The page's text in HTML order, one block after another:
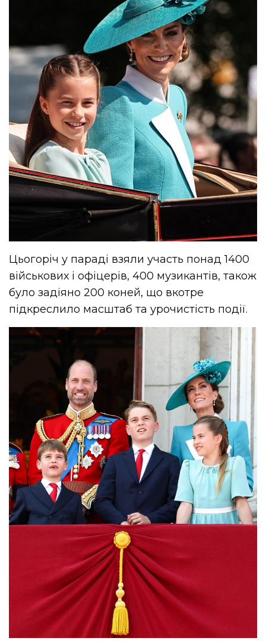
Цьогоріч у параді взяли участь понад 1400
військових і офіцерів, 400 музикантів, також
було задіяно 200 коней, що вкотре
підкреслило масштаб та урочистість події.